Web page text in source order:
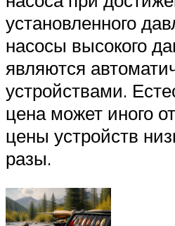
установленного
насосы высокого
являются
устройствами.
цена может иного
цены устройств
разы.